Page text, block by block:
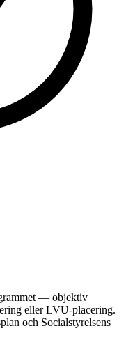
— objektiv
eller LVU-placering.
och Socialstyrelsens